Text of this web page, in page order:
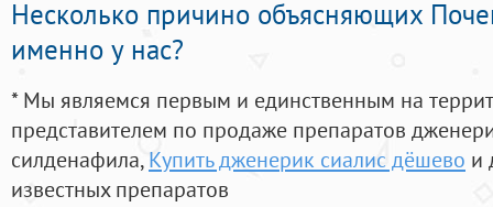
Несколько причино объясняющих
именно у нас?
* Мы являемся первым и единственным на
представителем по продаже препаратов
силденафила, Купить дженерик сиалис дёшево и
известных препаратов